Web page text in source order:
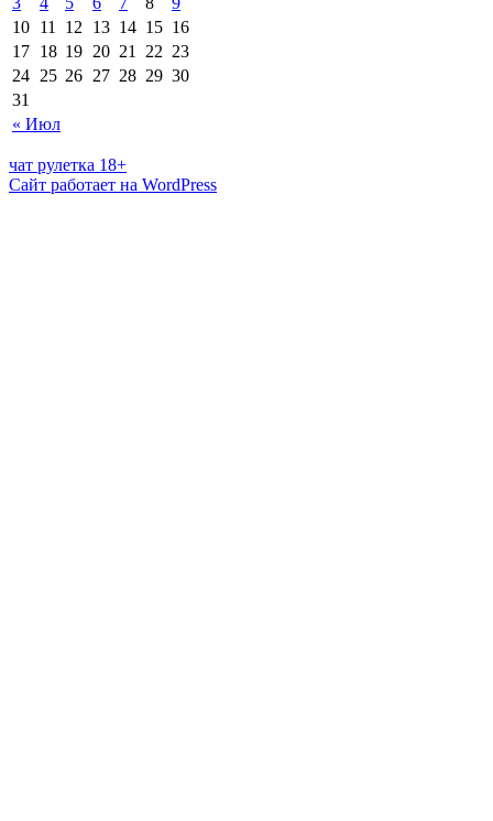
« Июл
10 11 12 13 14 15 16
17 18 19 20 21 22 23
24 25 26 27 28 29 30
31
чат рулетка 18+
Сайт работает на WordPress